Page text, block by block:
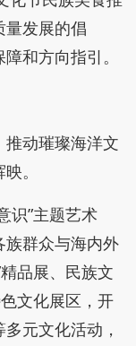
量发展的倡
和方向指引。
动璀璨海洋文
。
识”主题艺术
族群众与海内外
品展、民族文
文化展区，开
元文化活动，